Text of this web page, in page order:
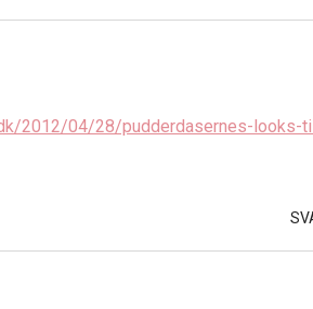
2012/04/28/pudderdasernes-looks-